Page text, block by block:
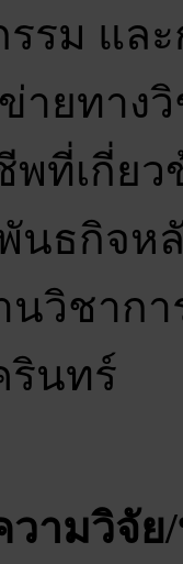
รรม แ
ข่ายทา
ที่เกี่ยว
นธกิจห
นวิชาก
รินทร์
ามวิจั